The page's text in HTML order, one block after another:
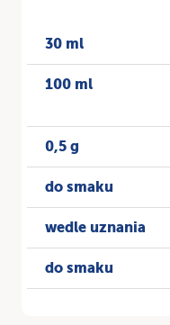
30 ml
100 ml
0,5 g
do smaku
wedle uznania
do smaku